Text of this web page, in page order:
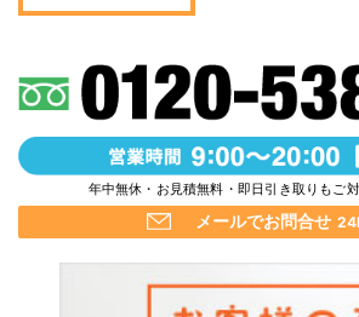
WEB割引券プレゼント！
年中無休・お見積無料・即日引き取りもご
メールでお問合せ